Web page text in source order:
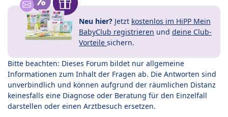
Neu hier? Jetzt kostenlos im HiPP Mein
BabyClub registrieren und deine Club-
Vorteile sichern.
Bitte beachten: Dieses Forum bildet nur allgemeine
Informationen zum Inhalt der Fragen ab. Die Antworten sind
unverbindlich und können aufgrund der räumlichen Distanz
keinesfalls eine Diagnose oder Beratung für den Einzelfall
darstellen oder einen Arztbesuch ersetzen.